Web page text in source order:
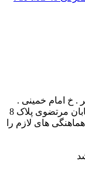
. خ امام خمینی .
خیابان کمالی . خیابان اسکندری جنوبی اول خیابان مرتضوی پلاک 8
های لازم را